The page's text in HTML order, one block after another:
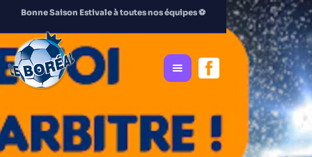
Bonne Saison Estivale à toutes nos équipes⚽️